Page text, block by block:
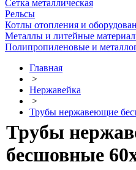
Сетка металлическая
Рельсы
Котлы отопления и
Металлы и литейные
Полипропиленовые и
Главная
>
Нержавейка
>
Трубы нержавеющие
Трубы
бесшовные